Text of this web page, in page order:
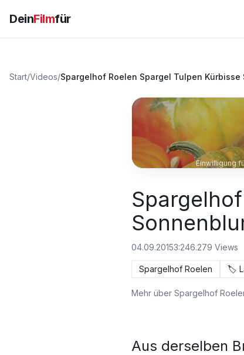
DeinFilmfür
Start/Videos/Spargelhof Roelen Spargel Tulpen
Einwilligung
04.09.20153:246.279 Views
Spargelhof Roelen 🏷️
Mehr über Spargelhof
Aus derselben